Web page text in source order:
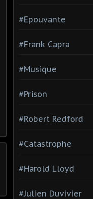
#Epouvante
#Frank Capra
#Musique
#Prison
#Robert Redford
#Catastrophe
#Harold Lloyd
#Julien Duvivier